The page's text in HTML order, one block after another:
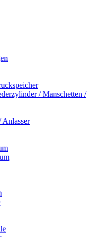
/ Manschetten /
Anlasser